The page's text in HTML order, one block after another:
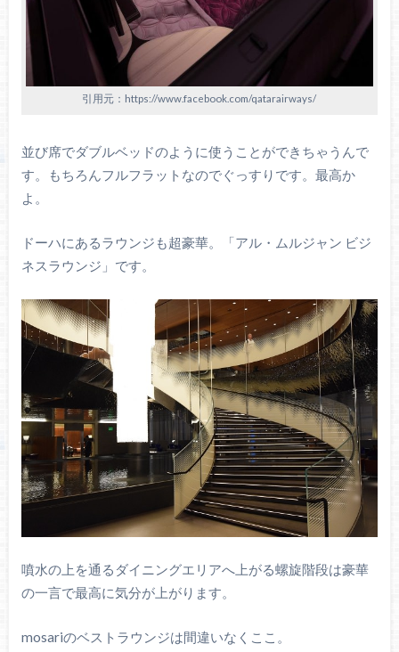
引用元：https://www.facebook.com/qatarairways/
並び席でダブルベッドのように使うことができちゃうんで
す。もちろんフルフラットなのでぐっすりです。最高か
よ。
ドーハにあるラウンジも超豪華。「アル・ムルジャン ビジ
ネスラウンジ」です。
噴水の上を通るダイニングエリアへ上がる螺旋階段は豪華
の一言で最高に気分が上がります。
mosariのベストラウンジは間違いなくここ。